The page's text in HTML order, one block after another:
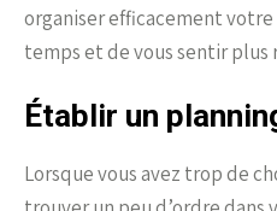
organiser efficacement
temps et de vous sentir plus
Établir un
Lorsque vous avez trop de